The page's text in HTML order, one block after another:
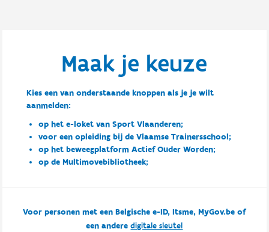
Maak je keuze
Kies een van onderstaande knoppen als je je wilt
aanmelden:
op het e-loket van Sport Vlaanderen;
voor een opleiding bij de Vlaamse Trainersschool;
op het beweegplatform Actief Ouder Worden;
op de Multimovebibliotheek;
Voor personen met een Belgische e-ID, Itsme, MyGov.be of
een anderedigitale sleutel